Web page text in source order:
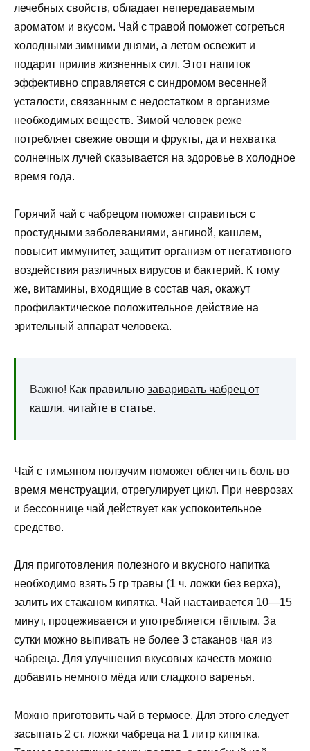
лечебных свойств, обладает непередаваемым
ароматом и вкусом. Чай с травой поможет согреться
холодными зимними днями, а летом освежит и
подарит прилив жизненных сил. Этот напиток
эффективно справляется с синдромом весенней
усталости, связанным с недостатком в организме
необходимых веществ. Зимой человек реже
потребляет свежие овощи и фрукты, да и нехватка
солнечных лучей сказывается на здоровье в холодное
время года.
Горячий чай с чабрецом поможет справиться с
простудными заболеваниями, ангиной, кашлем,
повысит иммунитет, защитит организм от негативного
воздействия различных вирусов и бактерий. К тому
же, витамины, входящие в состав чая, окажут
профилактическое положительное действие на
зрительный аппарат человека.
Важно! Как правильно заваривать чабрец от
кашля, читайте в статье.
Чай с тимьяном ползучим поможет облегчить боль во
время менструации, отрегулирует цикл. При неврозах
и бессоннице чай действует как успокоительное
средство.
Для приготовления полезного и вкусного напитка
необходимо взять 5 гр травы (1 ч. ложки без верха),
залить их стаканом кипятка. Чай настаивается 10—15
минут, процеживается и употребляется тёплым. За
сутки можно выпивать не более 3 стаканов чая из
чабреца. Для улучшения вкусовых качеств можно
добавить немного мёда или сладкого варенья.
Можно приготовить чай в термосе. Для этого следует
засыпать 2 ст. ложки чабреца на 1 литр кипятка.